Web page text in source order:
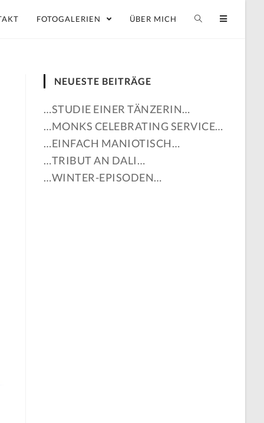
FOTOGALERIEN ÜBER MICH
NEUESTE BEITRÄGE
…STUDIE EINER TÄNZERIN…
…MONKS CELEBRATING SERVICE…
…EINFACH MANIOTISCH…
…TRIBUT AN DALI…
…WINTER-EPISODEN…